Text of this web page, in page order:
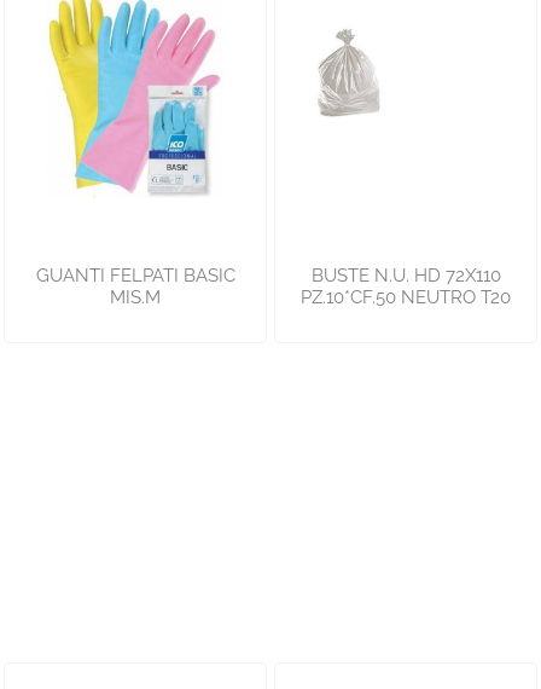
GUANTI FELPATI BASIC
MIS.M
BUSTE N.U. HD 72X110
PZ.10*CF.50 NEUTRO T20